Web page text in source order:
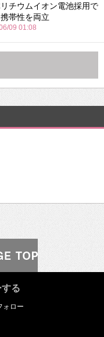
チウムイオン電池採用で
帯性を両立
09 01:08
る